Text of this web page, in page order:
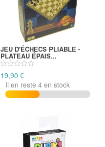
JEU D'ÉCHECS PLIABLE -
PLATEAU ÉPAIS...
19,90 €
Il en reste 4 en stock